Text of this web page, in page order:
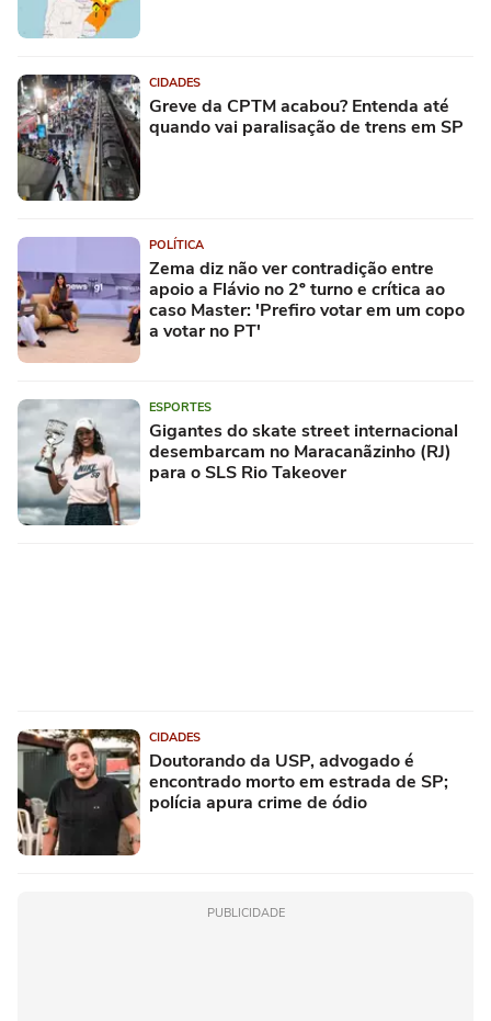
CIDADES
Greve da CPTM acabou? Entenda até
quando vai paralisação de trens em SP
POLÍTICA
Zema diz não ver contradição entre
apoio a Flávio no 2º turno e crítica ao
caso Master: 'Prefiro votar em um copo
a votar no PT'
ESPORTES
Gigantes do skate street internacional
desembarcam no Maracanãzinho (RJ)
para o SLS Rio Takeover
CIDADES
Doutorando da USP, advogado é
encontrado morto em estrada de SP;
polícia apura crime de ódio
PUBLICIDADE